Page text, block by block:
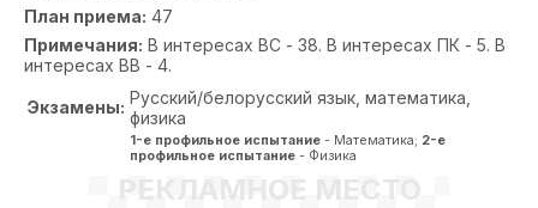
План приема: 47
Примечания: В интересах ВС - 38. В интересах ПК - 5. В
интересах ВВ - 4.
Экзамены: Русский/белорусский язык, математика,
физика
1-е профильное испытание - Математика; 2-е
профильное испытание - Физика
РЕКЛАМНОЕ МЕСТО